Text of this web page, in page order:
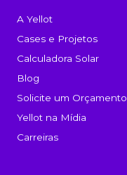
A Yellot
Cases e Projetos
Calculadora Solar
Blog
Solicite um Orçamento
Yellot na Mídia
Carreiras